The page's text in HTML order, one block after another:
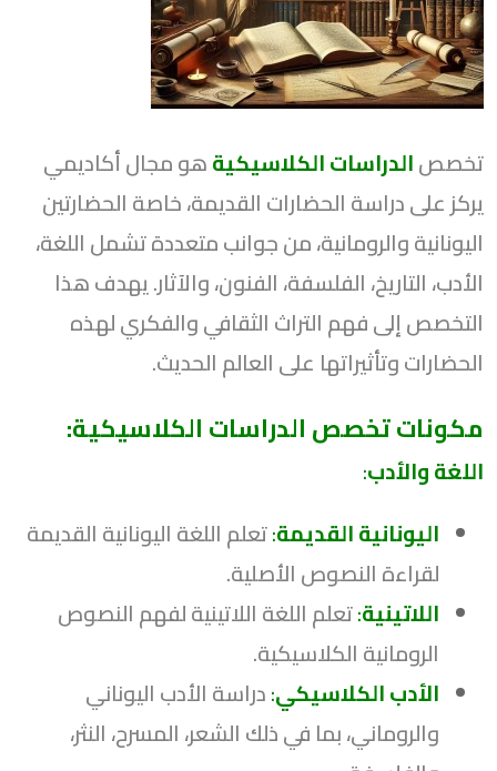
تخصصالدراسات الكلاسيكيةهو مجال أكاديمي
يركز على دراسة الحضارات القديمة، خاصة الحضارتين
اليونانية والرومانية، من جوانب متعددة تشمل اللغة،
الأدب، التاريخ، الفلسفة، الفنون، والآثار. يهدف هذا
التخصص إلى فهم التراث الثقافي والفكري لهذه
الحضارات وتأثيراتها على العالم الحديث.
مكونات تخصص الدراسات الكلاسيكية:
اللغة والأدب:
اليونانية القديمة:تعلم اللغة اليونانية القديمة
لقراءة النصوص الأصلية.
اللاتينية:تعلم اللغة اللاتينية لفهم النصوص
الرومانية الكلاسيكية.
الأدب الكلاسيكي:دراسة الأدب اليوناني
والروماني، بما في ذلك الشعر، المسرح، النثر،